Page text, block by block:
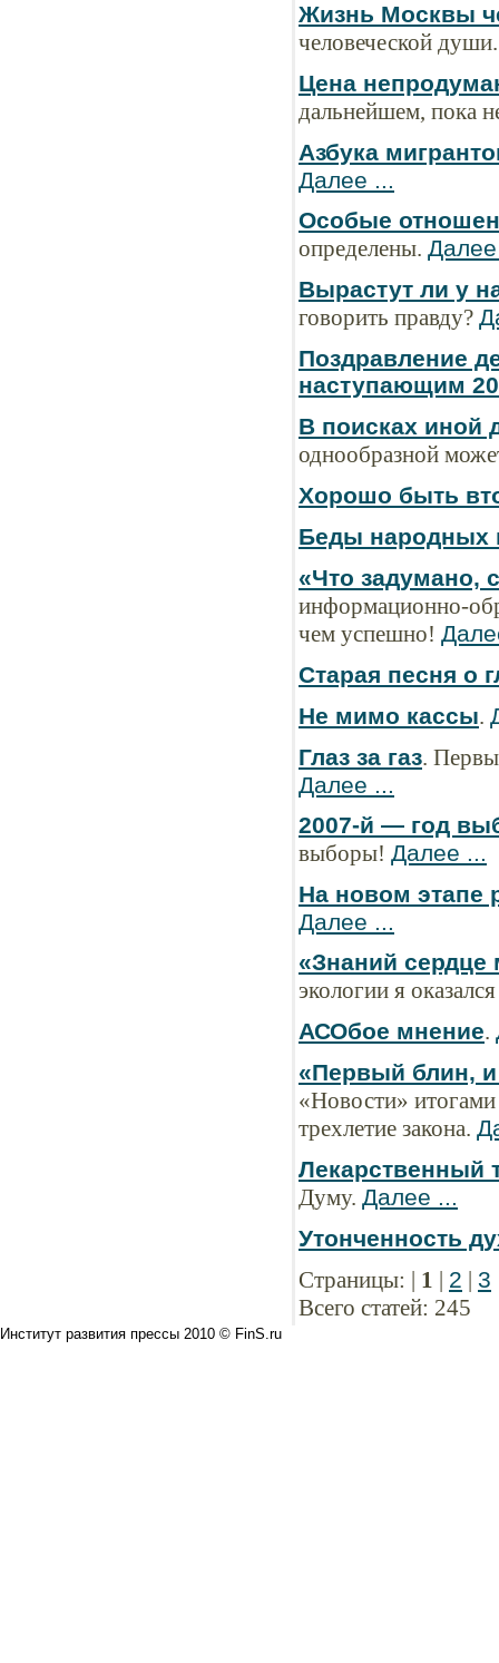
Жизнь Москвы
человеческой
Цена
дальнейшем, пока
Азбука
Далее ...
Особые
определены.
Вырастут ли у
говорить правду?
Поздравление
наступающим
В поисках иной
однообразной
Хорошо быть
Беды народных
«Что задумано,
информационно-
чем успешно!
Старая песня о
Не мимо кассы.
Глаз за газ.
Далее ...
2007-й — год
выборы! Далее ...
На новом этапе
Далее ...
«Знаний сердце
экологии я
АСОбое мнение.
«Первый блин,
«Новости»
трехлетие закона.
Лекарственный
Думу. Далее ...
Утонченность
Страницы: | 1 | 2 | 3
Всего статей: 245
Институт развития прессы 2010 © FinS.ru